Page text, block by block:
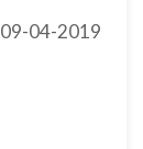
09-04-2019